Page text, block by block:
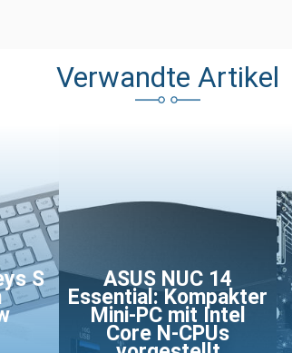
Verwandte Artikel
S ASUS NUC 14
Essential: Kompakter
Mini-PC mit Intel
Core N-CPUs